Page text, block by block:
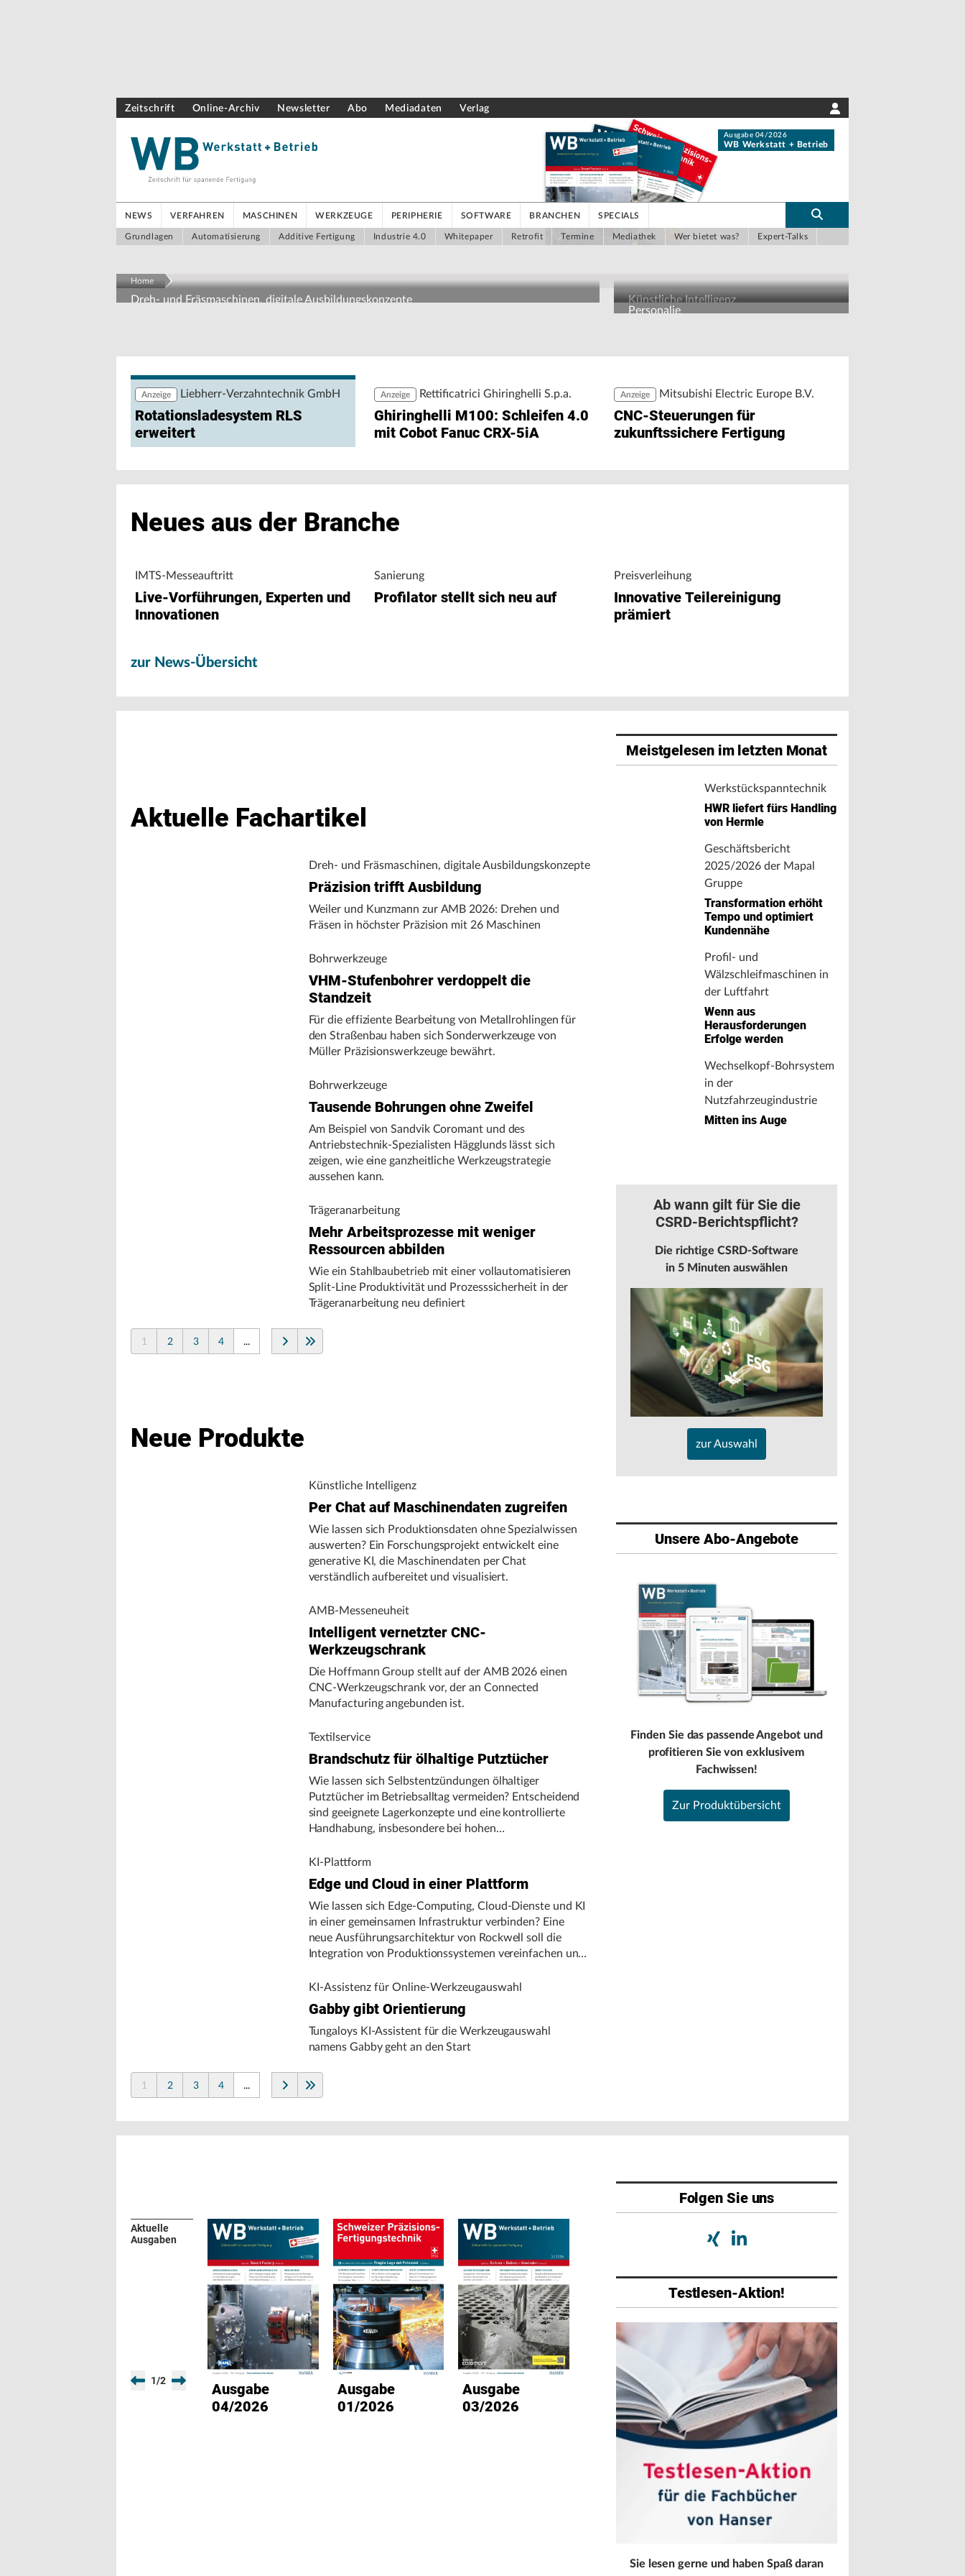
Zeitschrift Online-Archiv Newsletter Abo Mediadaten Verlag
Ausgabe 04/2026
WB Werkstatt + Betrieb
NEWS VERFAHREN MASCHINEN WERKZEUGE PERIPHERIE SOFTWARE BRANCHEN SPECIALS
Grundlagen Automatisierung Additive Fertigung Industrie 4.0 Whitepaper Retrofit Termine Mediathek Wer bietet was? Expert-Talks
Home
Dreh- und Fräsmaschinen, digitale Ausbildungskonzepte
Maschinen
Künstliche Intelligenz
Personalie
Anzeige Liebherr-Verzahntechnik GmbH
Rotationsladesystem RLS
erweitert
Anzeige Rettificatrici Ghiringhelli S.p.a.
Ghiringhelli M100: Schleifen 4.0
mit Cobot Fanuc CRX-5iA
Anzeige Mitsubishi Electric Europe B.V.
CNC-Steuerungen für
zukunftssichere Fertigung
Neues aus der Branche
IMTS-Messeauftritt
Live-Vorführungen, Experten und
Innovationen
Sanierung
Profilator stellt sich neu auf
Preisverleihung
Innovative Teilereinigung
prämiert
zur News-Übersicht
Aktuelle Fachartikel
Dreh- und Fräsmaschinen, digitale Ausbildungskonzepte
Präzision trifft Ausbildung
Weiler und Kunzmann zur AMB 2026: Drehen und
Fräsen in höchster Präzision mit 26 Maschinen
Bohrwerkzeuge
VHM-Stufenbohrer verdoppelt die
Standzeit
Für die effiziente Bearbeitung von Metallrohlingen für
den Straßenbau haben sich Sonderwerkzeuge von
Müller Präzisionswerkzeuge bewährt.
Bohrwerkzeuge
Tausende Bohrungen ohne Zweifel
Am Beispiel von Sandvik Coromant und des
Antriebstechnik-Spezialisten Hägglunds lässt sich
zeigen, wie eine ganzheitliche Werkzeugstrategie
aussehen kann.
Trägeranarbeitung
Mehr Arbeitsprozesse mit weniger
Ressourcen abbilden
Wie ein Stahlbaubetrieb mit einer vollautomatisieren
Split-Line Produktivität und Prozesssicherheit in der
Trägeranarbeitung neu definiert
1 2 3 4 ...
Neue Produkte
Künstliche Intelligenz
Per Chat auf Maschinendaten zugreifen
Wie lassen sich Produktionsdaten ohne Spezialwissen
auswerten? Ein Forschungsprojekt entwickelt eine
generative KI, die Maschinendaten per Chat
verständlich aufbereitet und visualisiert.
AMB-Messeneuheit
Intelligent vernetzter CNC-
Werkzeugschrank
Die Hoffmann Group stellt auf der AMB 2026 einen
CNC-Werkzeugschrank vor, der an Connected
Manufacturing angebunden ist.
Textilservice
Brandschutz für ölhaltige Putztücher
Wie lassen sich Selbstentzündungen ölhaltiger
Putztücher im Betriebsalltag vermeiden? Entscheidend
sind geeignete Lagerkonzepte und eine kontrollierte
Handhabung, insbesondere bei hohen
KI-Plattform
Edge und Cloud in einer Plattform
Wie lassen sich Edge-Computing, Cloud-Dienste und KI
in einer gemeinsamen Infrastruktur verbinden? Eine
neue Ausführungsarchitektur von Rockwell soll die
Integration von Produktionssystemen vereinfachen und
KI-Assistenz für Online-Werkzeugauswahl
Gabby gibt Orientierung
Tungaloys KI-Assistent für die Werkzeugauswahl
namens Gabby geht an den Start
1 2 3 4 ...
Meistgelesen im letzten Monat
Werkstückspanntechnik
HWR liefert fürs Handling
von Hermle
Geschäftsbericht
2025/2026 der Mapal
Gruppe
Transformation erhöht
Tempo und optimiert
Kundennähe
Profil- und
Wälzschleifmaschinen in
der Luftfahrt
Wenn aus
Herausforderungen
Erfolge werden
Wechselkopf-Bohrsystem
in der
Nutzfahrzeugindustrie
Mitten ins Auge
Ab wann gilt für Sie die
CSRD-Berichtspflicht?
Die richtige CSRD-Software
in 5 Minuten auswählen
zur Auswahl
Unsere Abo-Angebote
Finden Sie das passende Angebot und
profitieren Sie von exklusivem
Fachwissen!
Zur Produktübersicht
Aktuelle
Ausgaben
1/2
Ausgabe
04/2026
Ausgabe
01/2026
Ausgabe
03/2026
Ausgabe
02/2026
Ausgabe
01/2026
Folgen Sie uns
Testlesen-Aktion!
Sie lesen gerne und haben Spaß daran